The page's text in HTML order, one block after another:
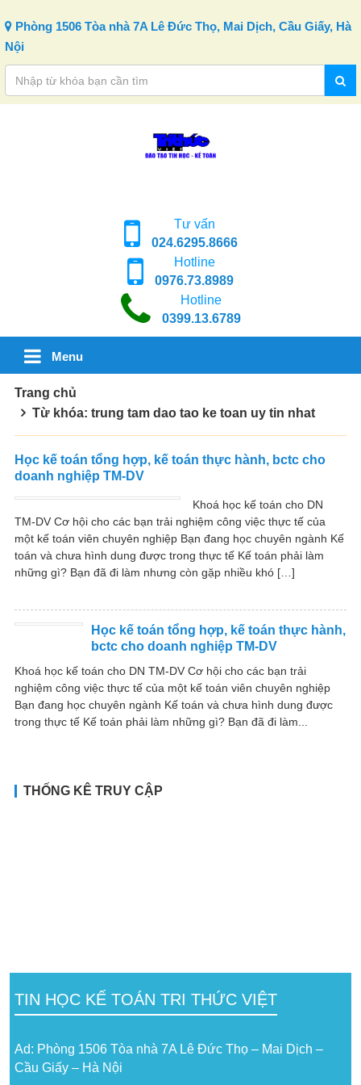
Phòng 1506 Tòa nhà 7A Lê Đức Thọ, Mai Dịch, Cầu Giấy, Hà
Nội
Tư vấn
024.6295.8666
Hotline
0976.73.8989
Hotline
0399.13.6789
Menu
Trang chủ
Từ khóa: trung tam dao tao ke toan uy tin nhat
Học kế toán tổng hợp, kế toán thực hành, bctc cho
doanh nghiệp TM-DV
Khoá học kế toán cho DN
TM-DV Cơ hội cho các bạn trải nghiệm công việc thực tế của
một kế toán viên chuyên nghiệp Bạn đang học chuyên ngành Kế
toán và chưa hình dung được trong thực tế Kế toán phải làm
những gì? Bạn đã đi làm nhưng còn gặp nhiều khó […]
Học kế toán tổng hợp, kế toán thực hành,
bctc cho doanh nghiệp TM-DV
Khoá học kế toán cho DN TM-DV Cơ hội cho các bạn trải
nghiệm công việc thực tế của một kế toán viên chuyên nghiệp
Bạn đang học chuyên ngành Kế toán và chưa hình dung được
trong thực tế Kế toán phải làm những gì? Bạn đã đi làm...
THỐNG KÊ TRUY CẬP
TIN HỌC KẾ TOÁN TRI THỨC VIỆT
Ad: Phòng 1506 Tòa nhà 7A Lê Đức Thọ – Mai Dịch –
Cầu Giấy – Hà Nội